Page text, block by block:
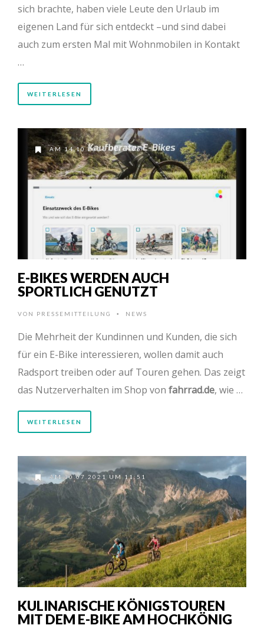
sich brachte, haben viele Leute den Urlaub im
eigenen Land für sich entdeckt –und sind dabei
auch zum ersten Mal mit Wohnmobilen in Kontakt
…
WEITERLESEN
AM 14.10.2021 UM 9:56
E-BIKES WERDEN AUCH
SPORTLICH GENUTZT
VON PRESSEMITTEILUNG • NEWS
Die Mehrheit der Kundinnen und Kunden, die sich
für ein E-Bike interessieren, wollen damit auch
Radsport treiben oder auf Touren gehen. Das zeigt
das Nutzerverhalten im Shop von fahrrad.de, wie …
WEITERLESEN
AM 30.07.2021 UM 11:51
KULINARISCHE KÖNIGSTOUREN
MIT DEM E-BIKE AM HOCHKÖNIG